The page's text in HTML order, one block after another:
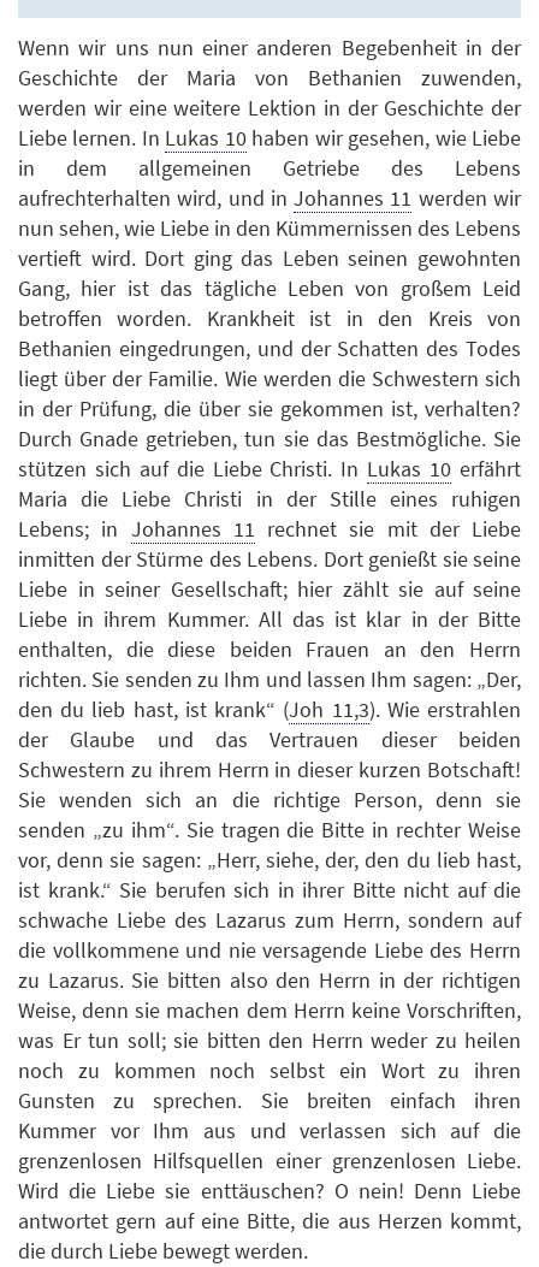
Wenn wir uns nun einer anderen Begebenheit in der
Geschichte der Maria von Bethanien zuwenden,
werden wir eine weitere Lektion in der Geschichte der
Liebe lernen. In Lukas 10haben wir gesehen, wie Liebe
in dem allgemeinen Getriebe des Lebens
aufrechterhalten wird, und inJohannes 11 werden wir
nun sehen, wie Liebe in den Kümmernissen des Lebens
vertieft wird. Dort ging das Leben seinen gewohnten
Gang, hier ist das tägliche Leben von großem Leid
betroffen worden. Krankheit ist in den Kreis von
Bethanien eingedrungen, und der Schatten des Todes
liegt über der Familie. Wie werden die Schwestern sich
in der Prüfung, die über sie gekommen ist, verhalten?
Durch Gnade getrieben, tun sie das Bestmögliche. Sie
stützen sich auf die Liebe Christi. In Lukas 10 erfährt
Maria die Liebe Christi in der Stille eines ruhigen
Lebens; in Johannes 11 rechnet sie mit der Liebe
inmitten der Stürme des Lebens. Dort genießt sie seine
Liebe in seiner Gesellschaft; hier zählt sie auf seine
Liebe in ihrem Kummer. All das ist klar in der Bitte
enthalten, die diese beiden Frauen an den Herrn
richten. Sie senden zu Ihm und lassen Ihm sagen: „Der,
den du lieb hast, ist krank“ (Joh 11,3). Wie erstrahlen
der Glaube und das Vertrauen dieser beiden
Schwestern zu ihrem Herrn in dieser kurzen Botschaft!
Sie wenden sich an die richtige Person, denn sie
senden „zu ihm“. Sie tragen die Bitte in rechter Weise
vor, denn sie sagen: „Herr, siehe, der, den du lieb hast,
ist krank.“ Sie berufen sich in ihrer Bitte nicht auf die
schwache Liebe des Lazarus zum Herrn, sondern auf
die vollkommene und nie versagende Liebe des Herrn
zu Lazarus. Sie bitten also den Herrn in der richtigen
Weise, denn sie machen dem Herrn keine Vorschriften,
was Er tun soll; sie bitten den Herrn weder zu heilen
noch zu kommen noch selbst ein Wort zu ihren
Gunsten zu sprechen. Sie breiten einfach ihren
Kummer vor Ihm aus und verlassen sich auf die
grenzenlosen Hilfsquellen einer grenzenlosen Liebe.
Wird die Liebe sie enttäuschen? O nein! Denn Liebe
antwortet gern auf eine Bitte, die aus Herzen kommt,
die durch Liebe bewegt werden.